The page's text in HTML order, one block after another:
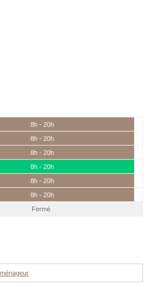
8h - 20h
8h - 20h
8h - 20h
8h - 20h
8h - 20h
8h - 20h
Fermé